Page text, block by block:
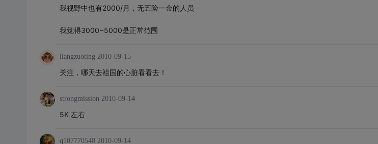
我视野中也有2000/月，无五险一金的人员
我觉得3000~5000是正常范围
liangzuoting 2010-09-15
关注，哪天去祖国的心脏看看去！
strongmission 2010-09-14
5K 左右
q107770540 2010-09-14